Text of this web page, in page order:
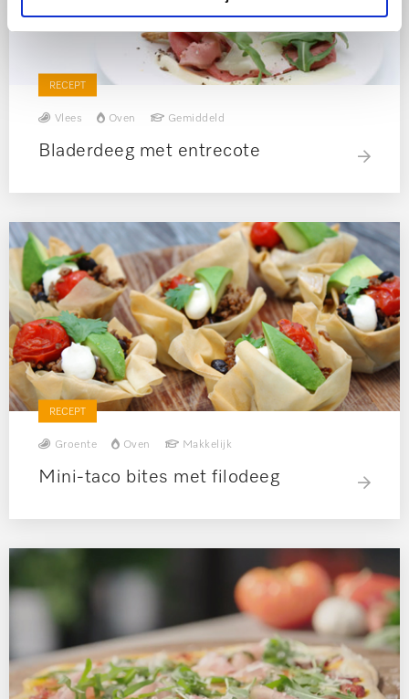
RECEPT
Vlees Oven Gemiddeld
Bladerdeeg met entrecote
RECEPT
Groente Oven Makkelijk
Mini-taco bites met filodeeg